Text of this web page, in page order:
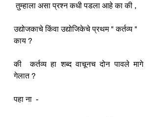
तुम्हाला असा प्रश्न कधी पडला आहे का की ,
उद्योजकाचे किंवा उद्योजिकेचे प्रथम " कर्तव्य "
काय ?
की  कर्तव्य हा शब्द वाचूनच दोन पावले मागे
गेलात ?
पहा ना  -